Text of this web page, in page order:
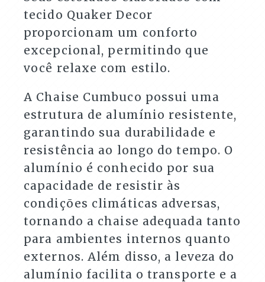
tecido Quaker Decor
proporcionam um conforto
excepcional, permitindo que
você relaxe com estilo.
A Chaise Cumbuco possui uma
estrutura de alumínio resistente,
garantindo sua durabilidade e
resistência ao longo do tempo. O
alumínio é conhecido por sua
capacidade de resistir às
condições climáticas adversas,
tornando a chaise adequada tanto
para ambientes internos quanto
externos. Além disso, a leveza do
alumínio facilita o transporte e a